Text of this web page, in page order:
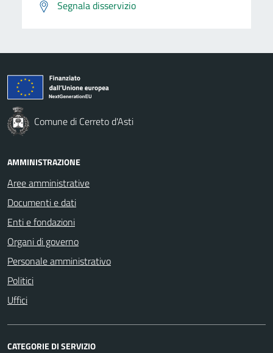
Segnala disservizio
Comune di Cerreto d'Asti
AMMINISTRAZIONE
Aree amministrative
Documenti e dati
Enti e fondazioni
Organi di governo
Personale amministrativo
Politici
Uffici
CATEGORIE DI SERVIZIO